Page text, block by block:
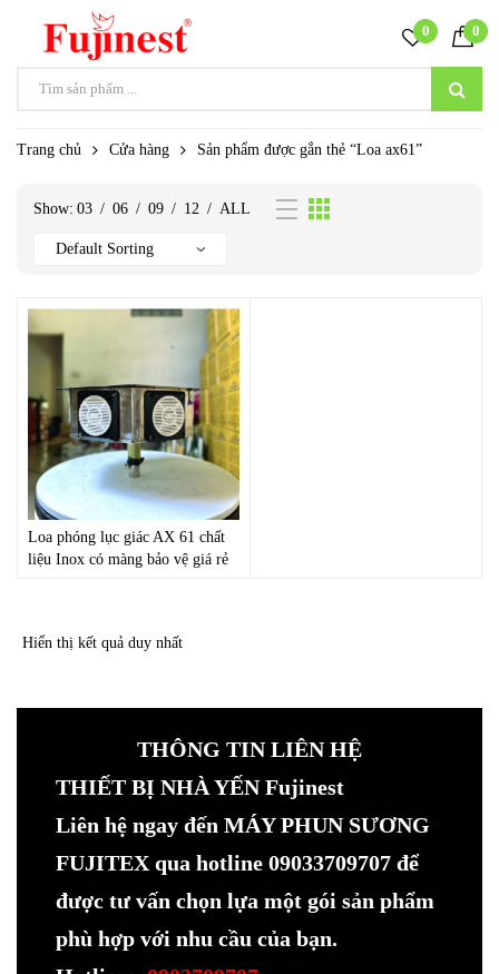
0 0
Trang chủ Cửa hàng Sản phẩm được gắn thẻ “Loa ax61”
Show: 03 / 06 / 09 / 12 / ALL
Loa phóng lục giác AX 61 chất
liệu Inox có màng bảo vệ giá rẻ
Hiển thị kết quả duy nhất
THÔNG TIN LIÊN HỆ
THIẾT BỊ NHÀ YẾN Fujinest
Liên hệ ngay đến MÁY PHUN SƯƠNG
FUJITEX qua hotline 09033709707 để
được tư vấn chọn lựa một gói sản phẩm
phù hợp với nhu cầu của bạn.